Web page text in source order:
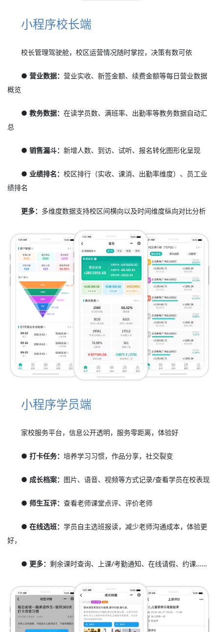
小程序校长端
校长管理驾驶舱，校区运营情况随时掌控，决策有数可依
● 营业数据：营业实收、新签金额、续费金额等每日营业数据
概览
● 教务数据：在读学员数、满班率、出勤率等教务数据自动汇
总
● 销售漏斗：新增人数、到访、试听、报名转化图形化呈现
● 业绩排名：校区排行（实收、课消、出勤率维度）、员工业
绩排名
更多： 多维度数据支持校区间横向以及时间维度纵向对比分析
小程序学员端
家校服务平台，信息公开透明，服务零距离，体验好
● 打卡任务：培养学习习惯，作品分享，社交裂变
● 成长档案： 图片、语音、视频等方式记录/查看学员在校表现
● 师生互评：查看老师课堂点评、评价老师
● 在线选班：学员自主选班报读，减少老师沟通成本，体验更
好，
● 更多：剩余课时查询、上课/考勤通知、在线请假、约课……